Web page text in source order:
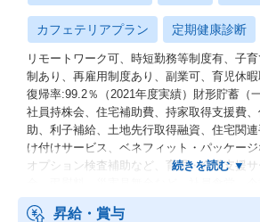
カフェテリアプラン 定期健康診断
リモートワーク可、時短勤務等制度有、子
制あり、再雇用制度あり、副業可、育児休
復帰率:99.2％（2021年度実績）財形貯蓄（
社員持株会、住宅補助費、持家取得支援費
助、利子補給、土地先行取得融資、住宅関
け付けサービス、ベネフィット・パッケージ
オプション検査補助など、育児・介護支援
金、確定拠出年金）、電気通信共済会(個人
昇給・賞与